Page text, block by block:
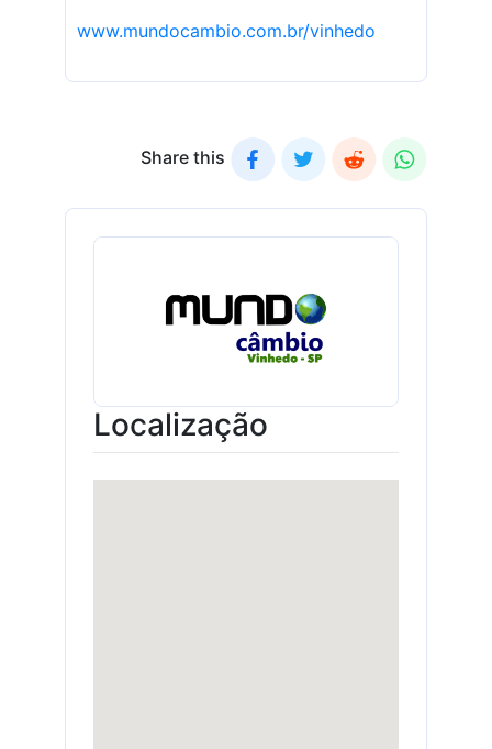
www.mundocambio.com.br/vinhedo
Share this
Localização